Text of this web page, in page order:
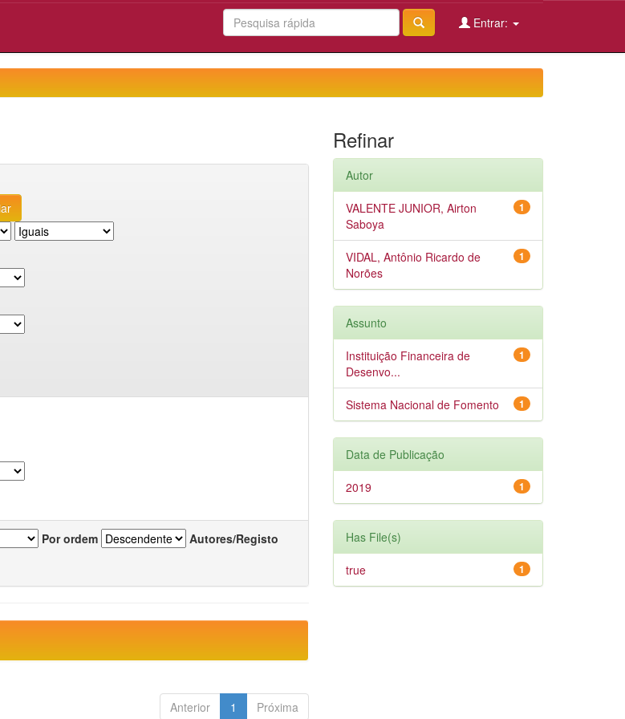
Entrar:
Por ordem Autores/Registo
Anterior 1 Próxima
Refinar
Autor
1
VALENTE JUNIOR, Airton
Saboya
1
VIDAL, Antônio Ricardo de
Norões
Assunto
1
Instituição Financeira de
Desenvo...
1
Sistema Nacional de Fomento
Data de Publicação
1
2019
Has File(s)
1
true